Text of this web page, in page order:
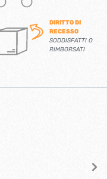
DIRITTO DI
RECESSO
SODDISFATTI O
RIMBORSATI